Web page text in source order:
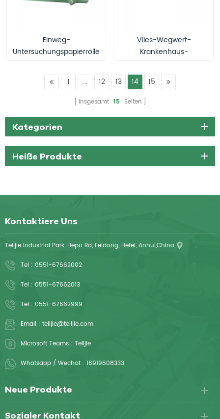
Einweg-
Untersuchungspapierrolle
Vlies-Wegwerf-
Krankenhaus-
mit Gummiband herum
1 ... 12 13 14 15
Insgesamt 15 Seiten
Kategorien
Heiße Produkte
Kontaktiere Uns
Telijie Industrial Park, Hepu Rd, Feidong, Hefei, Anhui,China
Tel : 0551-67662002
Tel : 0551-67662013
Tel : 0551-67662999
Email : telijie@telijie.com
Microsoft Teams : Telijie
Whatsapp / Wechat : 18919608333
Neue Produkte
Sozialer Kontakt